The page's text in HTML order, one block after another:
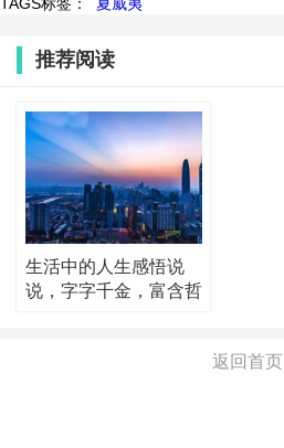
推荐阅读
生活中的人生感悟说
说，字字千金，富含哲
返回首页